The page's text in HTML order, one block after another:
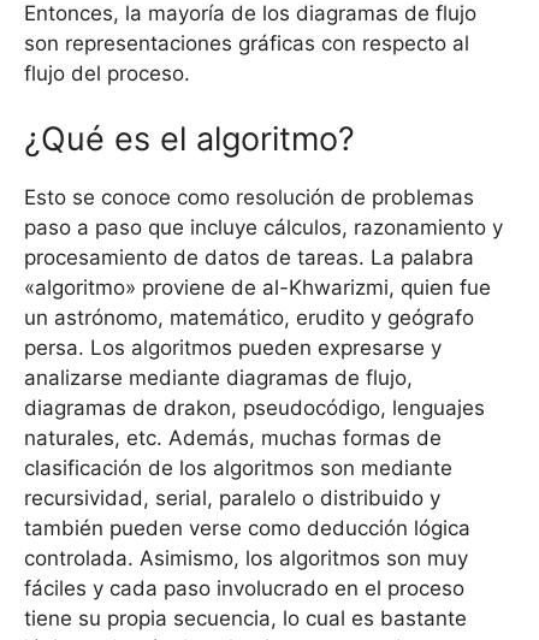
Entonces, la mayoría de los diagramas de flujo
son representaciones gráficas con respecto al
flujo del proceso.
¿Qué es el algoritmo?
Esto se conoce como resolución de problemas
paso a paso que incluye cálculos, razonamiento y
procesamiento de datos de tareas. La palabra
«algoritmo» proviene de al-Khwarizmi, quien fue
un astrónomo, matemático, erudito y geógrafo
persa. Los algoritmos pueden expresarse y
analizarse mediante diagramas de flujo,
diagramas de drakon, pseudocódigo, lenguajes
naturales, etc. Además, muchas formas de
clasificación de los algoritmos son mediante
recursividad, serial, paralelo o distribuido y
también pueden verse como deducción lógica
controlada. Asimismo, los algoritmos son muy
fáciles y cada paso involucrado en el proceso
tiene su propia secuencia, lo cual es bastante